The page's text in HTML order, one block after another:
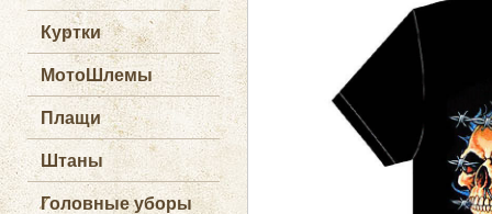
Куртки
МотоШлемы
Плащи
Штаны
Головные уборы